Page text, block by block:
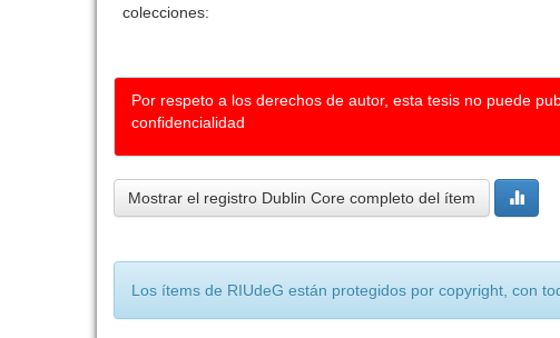
colecciones:
Por respeto a los derechos de autor, esta tesis no puede
confidencialidad
Mostrar el registro Dublin Core completo del ítem
Los ítems de RIUdeG están protegidos por copyright, con